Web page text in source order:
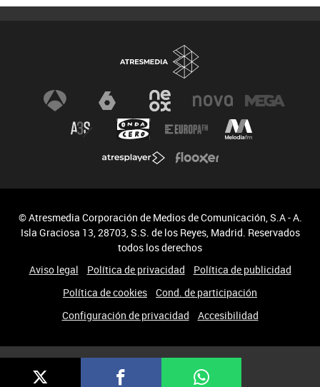
© Atresmedia Corporación de Medios de Comunicación, S.A - A.
Isla Graciosa 13, 28703, S.S. de los Reyes, Madrid. Reservados
todos los derechos
Aviso legal
Política de privacidad
Política de publicidad
Política de cookies
Cond. de participación
Configuración de privacidad
Accesibilidad